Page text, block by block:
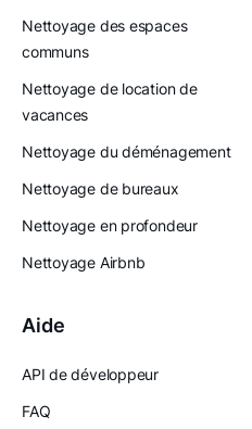
Nettoyage des espaces
communs
Nettoyage de location de
vacances
Nettoyage du déménagement
Nettoyage de bureaux
Nettoyage en profondeur
Nettoyage Airbnb
Aide
API de développeur
FAQ